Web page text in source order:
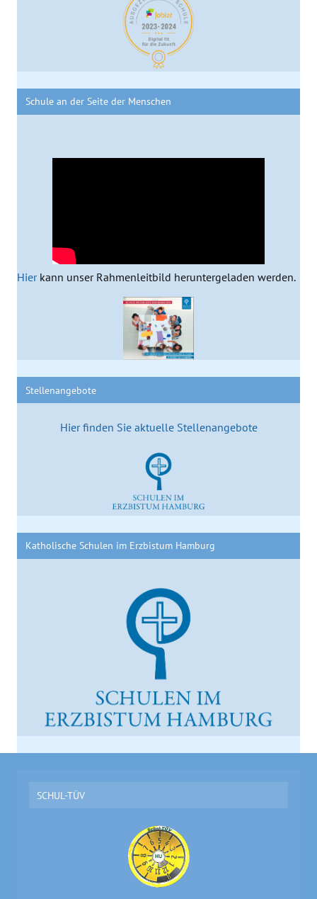
Schule an der Seite der Menschen
Hierkann unser Rahmenleitbild heruntergeladen werden.
Stellenangebote
Hier finden Sie aktuelle Stellenangebote
Katholische Schulen im Erzbistum Hamburg
SCHUL-TÜV